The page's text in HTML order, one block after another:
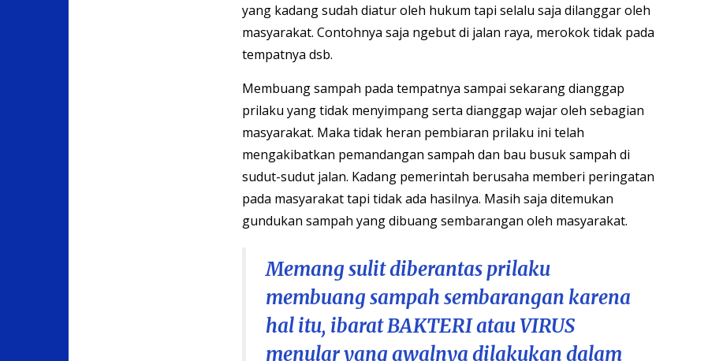
yang kadang sudah diatur oleh hukum tapi selalu saja dilanggar oleh
masyarakat. Contohnya saja ngebut di jalan raya, merokok tidak pada
tempatnya dsb.
Membuang sampah pada tempatnya sampai sekarang dianggap
prilaku yang tidak menyimpang serta dianggap wajar oleh sebagian
masyarakat. Maka tidak heran pembiaran prilaku ini telah
mengakibatkan pemandangan sampah dan bau busuk sampah di
sudut-sudut jalan. Kadang pemerintah berusaha memberi peringatan
pada masyarakat tapi tidak ada hasilnya. Masih saja ditemukan
gundukan sampah yang dibuang sembarangan oleh masyarakat.
Memang sulit diberantas prilaku
membuang sampah sembarangan karena
hal itu, ibarat BAKTERI atau VIRUS
menular yang awalnya dilakukan dalam